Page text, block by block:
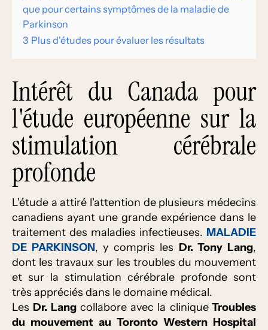
que pour certains symptômes de la maladie de
Parkinson
3 Plus d'études pour évaluer les résultats
Intérêt du Canada pour
l'étude européenne sur la
stimulation cérébrale
profonde
L'étude a attiré l'attention de plusieurs médecins
canadiens ayant une grande expérience dans le
traitement des maladies infectieuses. MALADIE
DE PARKINSON, y compris les Dr. Tony Lang,
dont les travaux sur les troubles du mouvement
et sur la stimulation cérébrale profonde sont
très appréciés dans le domaine médical.
Les Dr. Langcollabore avec la cliniqueTroubles
du mouvement au Toronto Western Hospital